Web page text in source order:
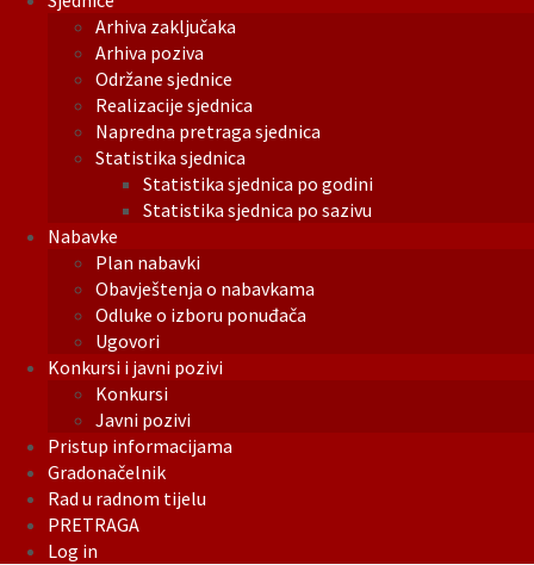
Arhiva zaključaka
Arhiva poziva
Održane sjednice
Realizacije sjednica
Napredna pretraga sjednica
Statistika sjednica
Statistika sjednica po godini
Statistika sjednica po sazivu
Nabavke
Plan nabavki
Obavještenja o nabavkama
Odluke o izboru ponuđača
Ugovori
Konkursi i javni pozivi
Konkursi
Javni pozivi
Pristup informacijama
Gradonačelnik
Rad u radnom tijelu
PRETRAGA
Log in